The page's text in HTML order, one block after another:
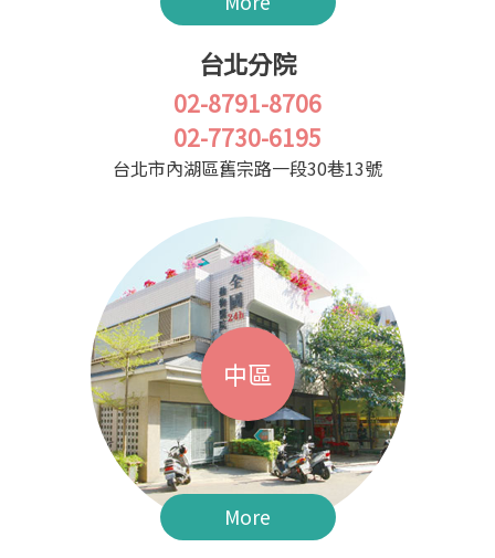
台北分院
02-8791-8706
02-7730-6195
台北市內湖區舊宗路一段30巷13號
中區
More